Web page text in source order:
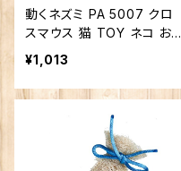
動くネズミ PA 5007 クロ
スマウス 猫 TOY ネコ おも
ちゃ ぬいぐるみ
¥1,013